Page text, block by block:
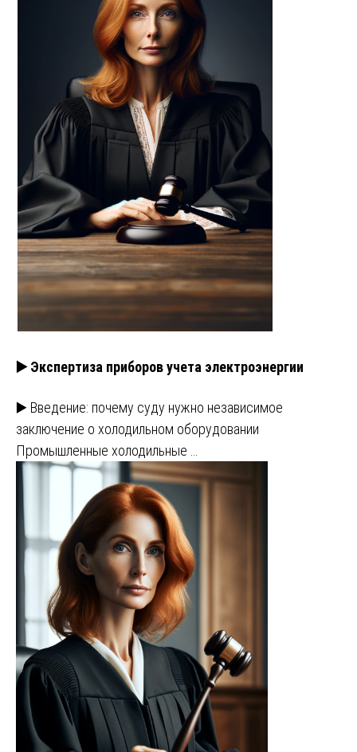
▶️ Экспертиза приборов учета электроэнергии
▶️ Введение: почему суду нужно независимое
заключение о холодильном оборудовании
Промышленные холодильные …